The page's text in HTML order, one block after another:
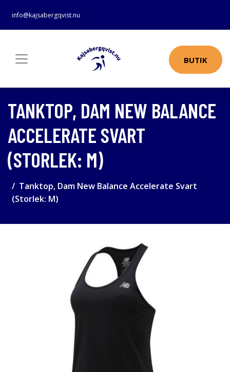
info@kajsabergqvist.nu
BUTIK
TANKTOP, DAM NEW BALANCE
ACCELERATE SVART
(STORLEK: M)
Tanktop, Dam New Balance Accelerate Svart
(Storlek: M)